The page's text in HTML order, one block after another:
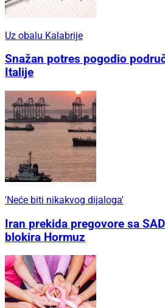
Uz obalu Kalabrije
Snažan potres pogodio
Italije
'Neće biti nikakvog dijaloga'
Iran prekida pregovore sa
blokira Hormuz